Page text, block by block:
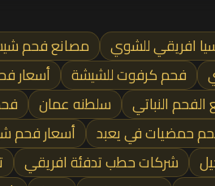
افريقي للشوي مصانع فحم
فحم كرفوت للشيشة أسعار
الفحم النباتي سلطنه عمان
حمضيات في يعبد أسعار فحم
شركات حطب تدفئة افريقي